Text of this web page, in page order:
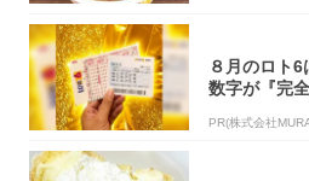
８月のロト
数字が『完
PR(株式会社